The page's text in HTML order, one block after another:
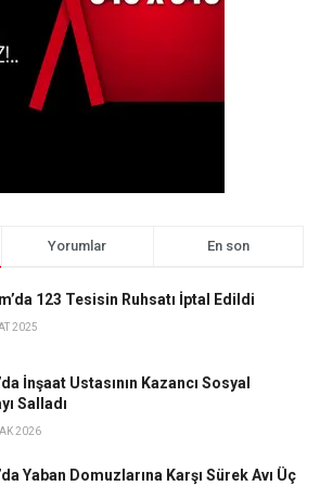
Yorumlar En son
123 Tesisin Ruhsatı İptal Edildi
2025
İnşaat Ustasının Kazancı Sosyal
Salladı
2026
Yaban Domuzlarına Karşı Sürek Avı Üç